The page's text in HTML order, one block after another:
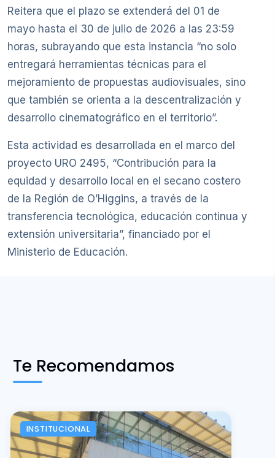
Reitera que el plazo se extenderá del 01 de
mayo hasta el 30 de julio de 2026 a las 23:59
horas, subrayando que esta instancia “no solo
entregará herramientas técnicas para el
mejoramiento de propuestas audiovisuales, sino
que también se orienta a la descentralización y
desarrollo cinematográfico en el territorio”.
Esta actividad es desarrollada en el marco del
proyecto URO 2495, “Contribución para la
equidad y desarrollo local en el secano costero
de la Región de O’Higgins, a través de la
transferencia tecnológica, educación continua y
extensión universitaria”, financiado por el
Ministerio de Educación.
Te Recomendamos
INSTITUCIONAL